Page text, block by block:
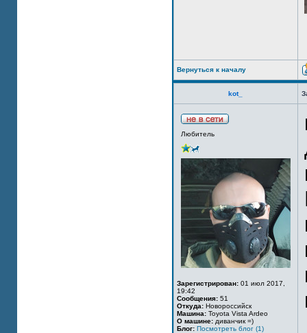
Вернуться к началу
kot_
Любитель
Зарегистрирован: 01 июл 2017,
19:42
Сообщения: 51
Откуда: Новороссийск
Машина: Toyota Vista Ardeo
О машине: диванчик =)
Блог: Посмотреть блог (1)